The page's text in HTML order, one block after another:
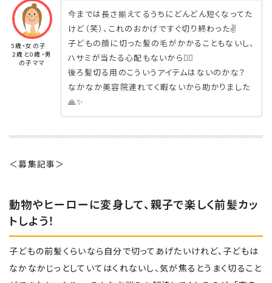
5歳・女の子
2歳と0歳・男
の子ママ
今までは長さ揃えてるうちにどんどん短くなってた
けど（笑）、これのおかげですぐ切り終わった✌️
子どもの顔に切った髪の毛がかかることもないし、
ハサミが当たる心配もないから🙆‍♀️
後ろ髪切る用のこういうアイテムはないのかな？
なかなか美容院連れてく暇ないから助かりました
🙏✨
＜募集記事＞
動物やヒーローに変身して、親子で楽しく前髪カッ
トしよう！
子どもの前髪くらいなら自分で切ってあげたいけれど、子どもは
なかなかじっとしていてはくれないし、気が焦るとうまく切ること